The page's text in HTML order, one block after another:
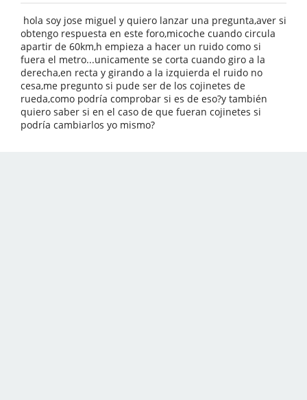
hola soy jose miguel y quiero lanzar una pregunta,aver si
obtengo respuesta en este foro,micoche cuando circula
apartir de 60km,h empieza a hacer un ruido como si
fuera el metro...unicamente se corta cuando giro a la
derecha,en recta y girando a la izquierda el ruido no
cesa,me pregunto si pude ser de los cojinetes de
rueda,como podría comprobar si es de eso?y también
quiero saber si en el caso de que fueran cojinetes si
podría cambiarlos yo mismo?